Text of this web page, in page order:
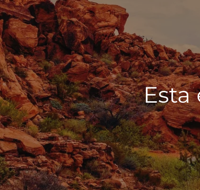
Esta